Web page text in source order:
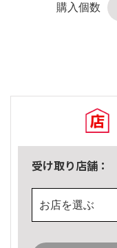
購入個数
受け取り店舗：
お店を選ぶ